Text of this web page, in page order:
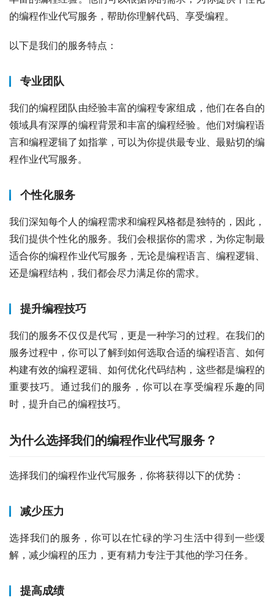
的编程作业代写服务，帮助你理解代码、享受编程。
以下是我们的服务特点：
专业团队
我们的编程团队由经验丰富的编程专家组成，他们在各自的
领域具有深厚的编程背景和丰富的编程经验。他们对编程语
言和编程逻辑了如指掌，可以为你提供最专业、最贴切的编
程作业代写服务。
个性化服务
我们深知每个人的编程需求和编程风格都是独特的，因此，
我们提供个性化的服务。我们会根据你的需求，为你定制最
适合你的编程作业代写服务，无论是编程语言、编程逻辑、
还是编程结构，我们都会尽力满足你的需求。
提升编程技巧
我们的服务不仅仅是代写，更是一种学习的过程。在我们的
服务过程中，你可以了解到如何选取合适的编程语言、如何
构建有效的编程逻辑、如何优化代码结构，这些都是编程的
重要技巧。通过我们的服务，你可以在享受编程乐趣的同
时，提升自己的编程技巧。
为什么选择我们的编程作业代写服务？
选择我们的编程作业代写服务，你将获得以下的优势：
减少压力
选择我们的服务，你可以在忙碌的学习生活中得到一些缓
解，减少编程的压力，更有精力专注于其他的学习任务。
提高成绩